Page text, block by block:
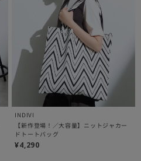
INDIVI
【新作登場！／大容量】ニットジャカー
ドトートバッグ
¥4,290